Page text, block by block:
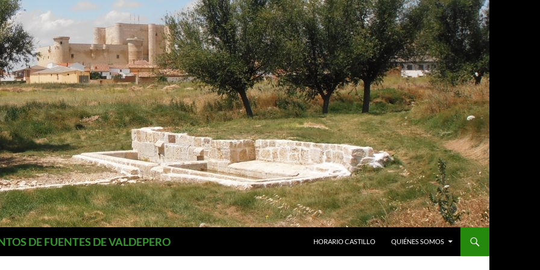
DE FUENTES DE VALDEPERO HORARIO CASTILLO QUIÉNES SOMOS